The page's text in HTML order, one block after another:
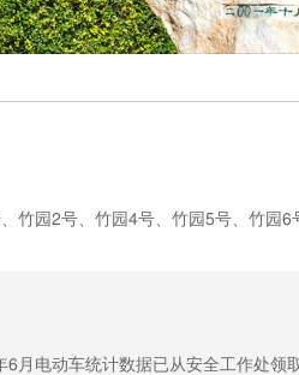
园2号、竹园4号、竹园5号、竹园
月电动车统计数据已从安全工作处领